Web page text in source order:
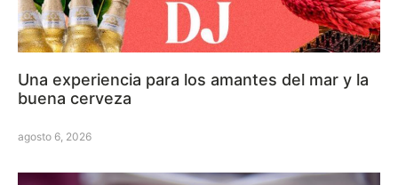
Una experiencia para los amantes del mar y la
buena cerveza
agosto 6, 2026